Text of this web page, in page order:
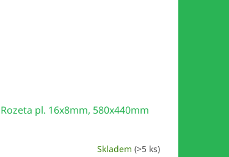
Rozeta pl. 16x8mm, 580x440mm
Skladem (>5 ks)